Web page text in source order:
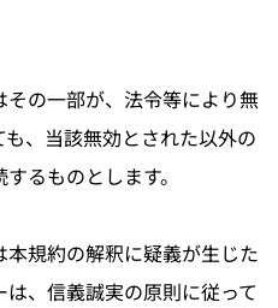
の一部が、法令等により無
、当該無効とされた以外の
るものとします。
規約の解釈に疑義が生じた
、信義誠実の原則に従って